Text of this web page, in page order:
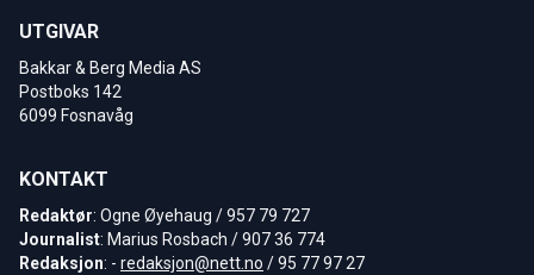
UTGIVAR
Bakkar & Berg Media AS
Postboks 142
6099 Fosnavåg
KONTAKT
Redaktør: Ogne Øyehaug / 957 79 727
Journalist: Marius Rosbach / 907 36 774
Redaksjon: - redaksjon@nett.no / 95 77 97 27